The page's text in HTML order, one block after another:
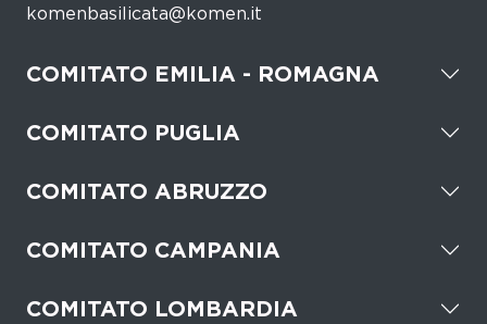
komenbasilicata@komen.it
COMITATO EMILIA - ROMAGNA
COMITATO PUGLIA
COMITATO ABRUZZO
COMITATO CAMPANIA
COMITATO LOMBARDIA